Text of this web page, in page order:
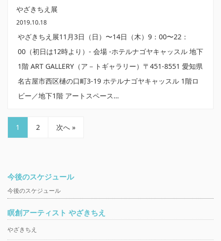
やざきちえ展
2019.10.18
やざきちえ展11月3日（日）〜14日（木）9：00〜22：
00（初日は12時より）- 会場 -ホテルナゴヤキャッスル 地下
1階 ART GALLERY（ア－トギャラリー）〒451-8551 愛知県
名古屋市西区樋の口町3-19 ホテルナゴヤキャッスル 1階ロ
ビー／地下1階 アートスペース…
1 2 次へ »
今後のスケジュール
今後のスケジュール
瞑創アーティスト やざきちえ
やざきちえ